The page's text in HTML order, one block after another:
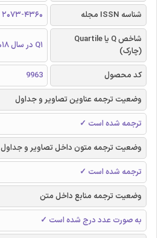
شناسه ISSN مجله
2073-4360
شاخص Q یا Quartile
(چارک)
Q1 در سال 2018
کد محصول
9963
وضعیت ترجمه عناوین تصاویر و جداول
ترجمه شده است ✓
وضعیت ترجمه متون داخل تصاویر و جداول
ترجمه شده است ✓
وضعیت ترجمه منابع داخل متن
به صورت عدد درج شده است ✓